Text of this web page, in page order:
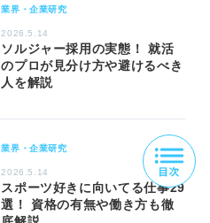
業界・企業研究
2026.5.14
ソルジャー採用の実態！ 就活
のプロが見分け方や避けるべき
人を解説
業界・企業研究
2026.5.14
スポーツ好きに向いてる仕事29
選！ 資格の有無や働き方も徹